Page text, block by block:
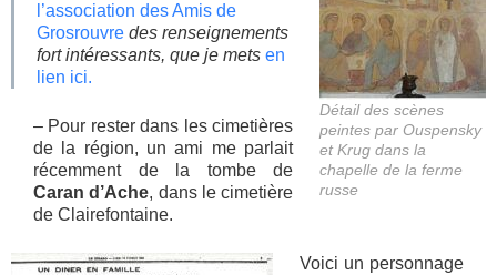
Détail des scènes
peintes par Ouspensky
et Krug dans la
chapelle de la ferme
russe
l’association des Amis de
Grosrouvre des renseignements
fort intéressants, que je mets en
lien ici.
– Pour rester dans les cimetières
de la région, un ami me parlait
récemment de la tombe de
Caran d’Ache, dans le cimetière
de Clairefontaine.
Voici un personnage